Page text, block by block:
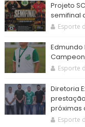
Projeto
semifinal
Esporte
Edmundo
Esporte
Diretoria
próximas
Esporte